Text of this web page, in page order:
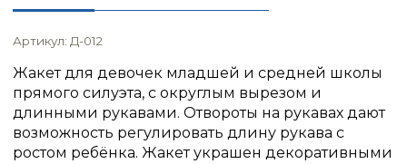
Артикул: Д-012
Жакет для девочек младшей и средней школы
прямого силуэта, с округлым вырезом и
длинными рукавами. Отвороты на рукавах дают
возможность регулировать длину рукава с
ростом ребёнка. Жакет украшен декоративными